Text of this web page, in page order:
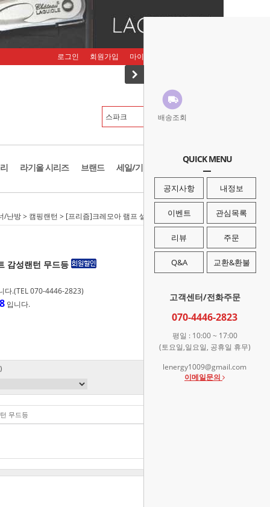
배송조회
QUICK MENU
공지사항 내정보
이벤트 관심목록
리뷰 주문
Q&A 교환&환불
고객센터/전화주문
070-4446-2823
평일 : 10:00 ~ 17:00
(토요일,일요일, 공휴일 휴무)
lenergy1009@gmail.com
이메일문의
로그인 회원가입 마이페이지
라기올 시리즈 브랜드 세일/기획존
/난방> 캠핑랜턴 > [프리즘]크레모아 램프 셀레네 화이트 감성랜턴 무드등
감성랜턴 무드등
다.(TEL 070-4446-2823)
입니다.
무드등